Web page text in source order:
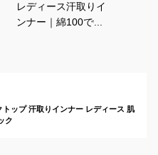
レディース汗取りイ
ンナー｜綿100で敏
ップ 汗取りインナー レディース 肌
ク